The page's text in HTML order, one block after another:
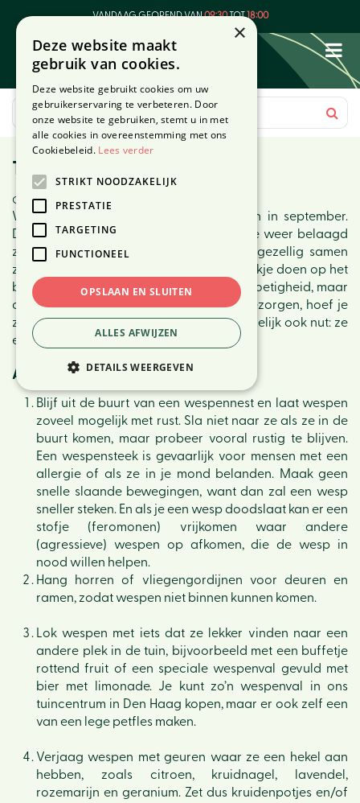
VANDAAG GEOPEND VAN09:30TOT18:00
Tips tegen wespen
Gepubliceerd op 18 september 2020
We krijgen nog een paar warme dagen in september.
Deze nazomer kan ervoor zorgen dat we weer belaagd
zullen worden door wespen, terwijl we gezellig samen
zitten te eten aan de tuintafel of een drankje doen op het
balkon. De wespen komen vooral af op zoetigheid, maar
ook op vlees. Zolang ze geen overlast bezorgen, hoef je
ze niet te bestrijden. Wespen hebben namelijk ook nut: ze
eten vliegen en muggen.
Anti-wespentips
Blijf uit de buurt van een wespennest en laat wespen
zoveel mogelijk met rust. Sla niet naar ze als ze in de
buurt komen, maar probeer vooral rustig te blijven.
Een wespensteek is gevaarlijk voor mensen met een
allergie of als ze in je mond belanden. Maak geen
snelle slaande bewegingen, want dan zal een wesp
sneller steken. En als je een wesp doodslaat kan er een
stofje (feromonen) vrijkomen waar andere
(agressieve) wespen op afkomen, die de wesp in
nood willen helpen.
Hang horren of vliegengordijnen voor deuren en
ramen, zodat wespen niet binnen kunnen komen.
Lok wespen met iets dat ze lekker vinden naar een
andere plek in de tuin, bijvoorbeeld met een buffetje
rottend fruit of een speciale wespenval gevuld met
bier met limonade. Je kunt zo’n wespenval in ons
tuincentrum in Den Haag kopen, maar er ook zelf een
van een lege petfles maken.
Verjaag wespen met geuren waar ze een hekel aan
hebben, zoals citroen, kruidnagel, lavendel,
rozemarijn en geranium. Zet dus kruidenpotjes en/of
×
Deze website maakt
gebruik van cookies.
Deze website gebruikt cookies om uw
gebruikerservaring te verbeteren. Door
onze website te gebruiken, stemt u in met
alle cookies in overeenstemming met ons
Cookiebeleid. Lees verder
STRIKT NOODZAKELIJK
PRESTATIE
TARGETING
FUNCTIONEEL
OPSLAAN EN SLUITEN
ALLES AFWIJZEN
DETAILS WEERGEVEN